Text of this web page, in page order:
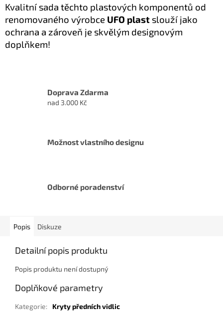
Kvalitní sada těchto plastových komponentů od
renomovaného výrobce UFO plast slouží jako
ochrana a zároveň je skvělým designovým
doplňkem!
Doprava Zdarma
nad 3.000 Kč
Možnost vlastního designu
Odborné poradenství
Popis Diskuze
Detailní popis produktu
Popis produktu není dostupný
Doplňkové parametry
Kategorie:
Kryty předních vidlic